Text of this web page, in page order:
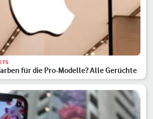
für die Pro-Modelle? Alle Gerüchte